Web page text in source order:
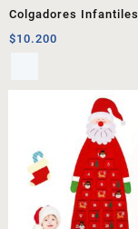
Colgadores
$10.200